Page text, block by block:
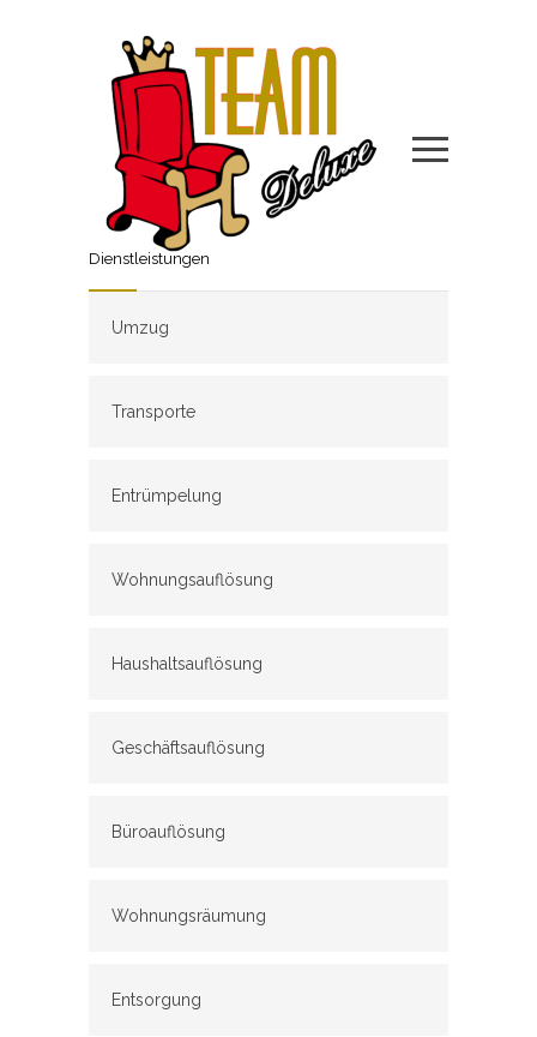
Dienstleistungen
Umzug
Transporte
Entrümpelung
Wohnungsauflösung
Haushaltsauflösung
Geschäftsauflösung
Büroauflösung
Wohnungsräumung
Entsorgung